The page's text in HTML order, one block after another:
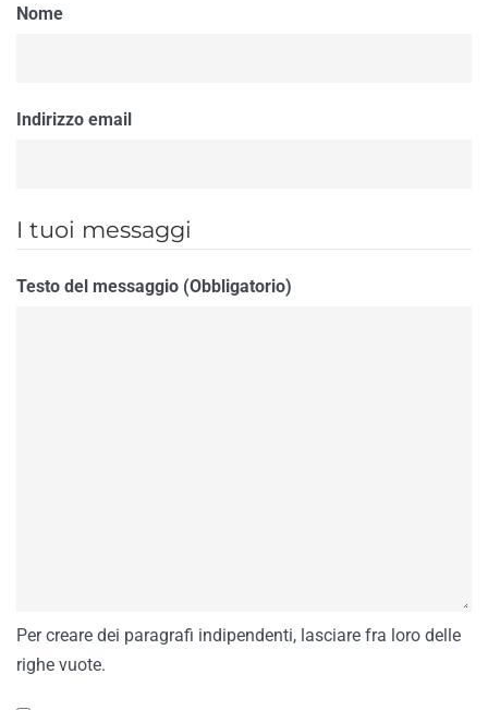
Nome
Indirizzo email
I tuoi messaggi
Testo del messaggio (Obbligatorio)
Per creare dei paragrafi indipendenti, lasciare fra loro delle
righe vuote.